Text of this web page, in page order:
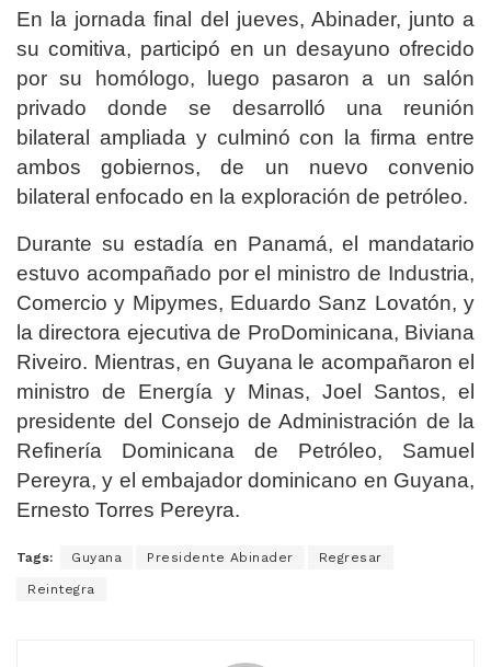
En la jornada final del jueves, Abinader, junto a
su comitiva, participó en un desayuno ofrecido
por su homólogo, luego pasaron a un salón
privado donde se desarrolló una reunión
bilateral ampliada y culminó con la firma entre
ambos gobiernos, de un nuevo convenio
bilateral enfocado en la exploración de petróleo.
Durante su estadía en Panamá, el mandatario
estuvo acompañado por el ministro de Industria,
Comercio y Mipymes, Eduardo Sanz Lovatón, y
la directora ejecutiva de ProDominicana, Biviana
Riveiro. Mientras, en Guyana le acompañaron el
ministro de Energía y Minas, Joel Santos, el
presidente del Consejo de Administración de la
Refinería Dominicana de Petróleo, Samuel
Pereyra, y el embajador dominicano en Guyana,
Ernesto Torres Pereyra.
Tags: Guyana Presidente Abinader Regresar
Reintegra